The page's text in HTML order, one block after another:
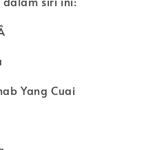
Yang Cuai